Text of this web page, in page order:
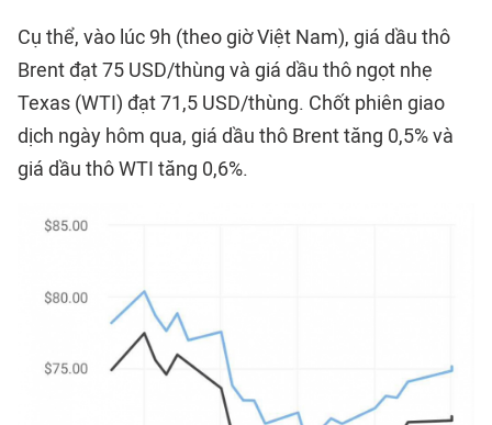
Cụ thể, vào lúc 9h (theo giờ Việt Nam), giá dầu thô
Brent đạt 75 USD/thùng và giá dầu thô ngọt nhẹ
Texas (WTI) đạt 71,5 USD/thùng. Chốt phiên giao
dịch ngày hôm qua, giá dầu thô Brent tăng 0,5% và
giá dầu thô WTI tăng 0,6%.